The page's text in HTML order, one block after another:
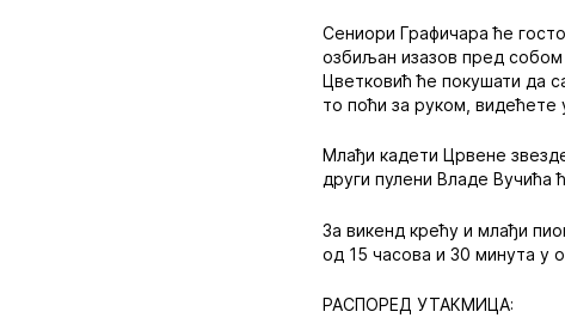
Сениори Графичара ће
озбиљан изазов пред собом
Цветковић ће покушати да
то поћи за руком, видећете
Млађи кадети Црвене
други пулени Владе Вучића
За викенд крећу и млађи
од 15 часова и 30 минута у
РАСПОРЕД УТАКМИЦА: